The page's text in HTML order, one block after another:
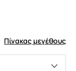
Πίνακας μεγέθους